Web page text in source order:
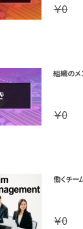
￥0
組織の
￥0
働くチ
￥0